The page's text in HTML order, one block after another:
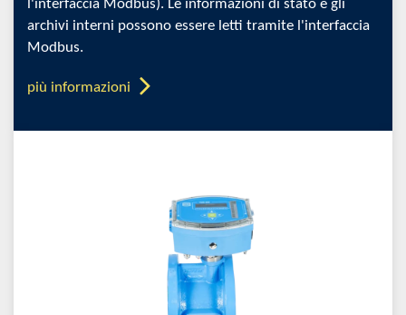
l'interfaccia Modbus). Le informazioni di stato e gli
archivi interni possono essere letti tramite l'interfaccia
Modbus.
più informazioni